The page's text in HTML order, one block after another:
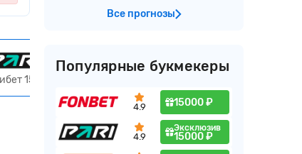
Получить 15 000 ₽
15000 ₽ всем новым игрокам
Все прогнозы
Популярные букмекеры
4.9 15000 ₽
4.9
Эксклюзив
15000 ₽